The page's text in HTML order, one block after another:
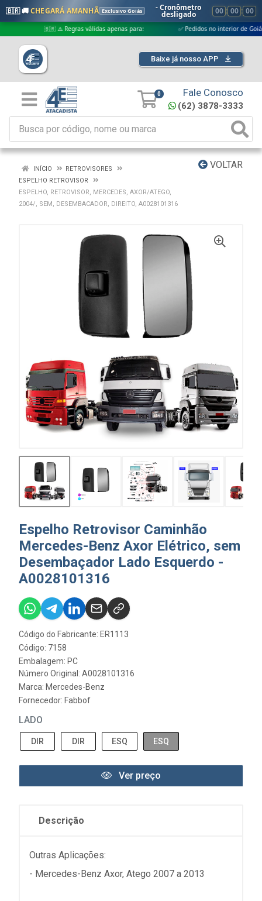
🇧🇷 🚚CHEGARÁ AMANHÃ Exclusivo Goiás - Cronômetro
desligado 00 : 00 : 00
🇧🇷 ⚠️ Regras válidas apenas para: ✅ Pedidos no interior de Goiás
Baixe já nosso APP
0 Fale Conosco
(62) 3878-3333
VOLTAR
INÍCIO
RETROVISORES
ESPELHO RETROVISOR
ESPELHO, RETROVISOR, MERCEDES, AXOR/ATEGO,
2004/, SEM, DESEMBACADOR, DIREITO, A0028101316
Espelho Retrovisor Caminhão
Mercedes-Benz Axor Elétrico, sem
Desembaçador Lado Esquerdo -
A0028101316
Código do Fabricante: ER1113
Código: 7158
Embalagem: PC
Número Original: A0028101316
Marca: Mercedes-Benz
Fornecedor: Fabbof
LADO
DIR DIR ESQ ESQ
Ver preço
Descrição
Outras Aplicações:
- Mercedes-Benz Axor, Atego 2007 a 2013